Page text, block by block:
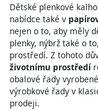
Dětské plenkové
nabídce také v
nejen o to, aby měly
plenky, nýbrž také o
prostředí. Z tohoto
životnímu prostředí
obalové řady
výrobkové řady v
prodeji.